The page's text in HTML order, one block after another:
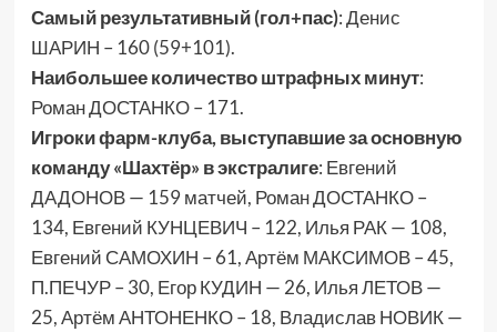
Самый результативный (гол+пас): Денис
ШАРИН – 160 (59+101).
Наибольшее количество штрафных минут:
Роман ДОСТАНКО – 171.
Игроки фарм-клуба, выступавшие за основную
команду «Шахтёр» в экстралиге: Евгений
ДАДОНОВ — 159 матчей, Роман ДОСТАНКО –
134, Евгений КУНЦЕВИЧ – 122, Илья РАК — 108,
Евгений САМОХИН – 61, Артём МАКСИМОВ – 45,
П.ПЕЧУР – 30, Егор КУДИН — 26, Илья ЛЕТОВ —
25, Артём АНТОНЕНКО – 18, Владислав НОВИК —